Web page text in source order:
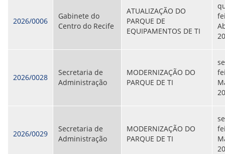
COMISSÕES
ATAS DE REGISTRO DE PREÇOS
GESTÃO DE PESSOAS
COLABORADORES
PARTICIPAÇÃO NOS LUCROS E RESULTADOS
CONSULTA MEUS RECURSOS PLR
2026/0006
Gabinete do
Centro do Recife
ATUALIZAÇÃO DO
PARQUE DE
EQUIPAMENTOS DE TI
2026/0028
Secretaria de
Administração
MODERNIZAÇÃO DO
PARQUE DE TI
2026/0029
Secretaria de
Administração
MODERNIZAÇÃO DO
PARQUE DE TI